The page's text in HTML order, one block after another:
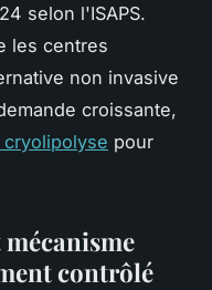
selon l'ISAPS.
les centres
non invasive
croissante,
pour
contrôlé